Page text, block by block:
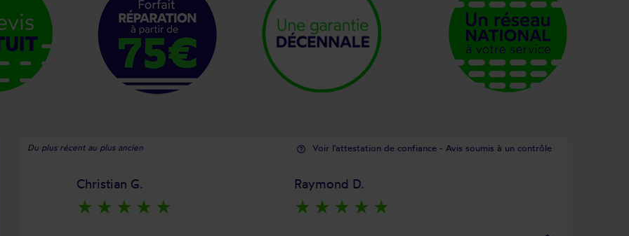
Du plus récent au plus ancien help_outline Voir l'attestation de confiance - Avis soumis à un contrôle
Christian G.
star_rate star_rate star_rate star_rate star_rate
Raymond D.
star_rate star_rate star_rate star_rate star_rate